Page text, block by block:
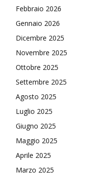
Febbraio 2026
Gennaio 2026
Dicembre 2025
Novembre 2025
Ottobre 2025
Settembre 2025
Agosto 2025
Luglio 2025
Giugno 2025
Maggio 2025
Aprile 2025
Marzo 2025